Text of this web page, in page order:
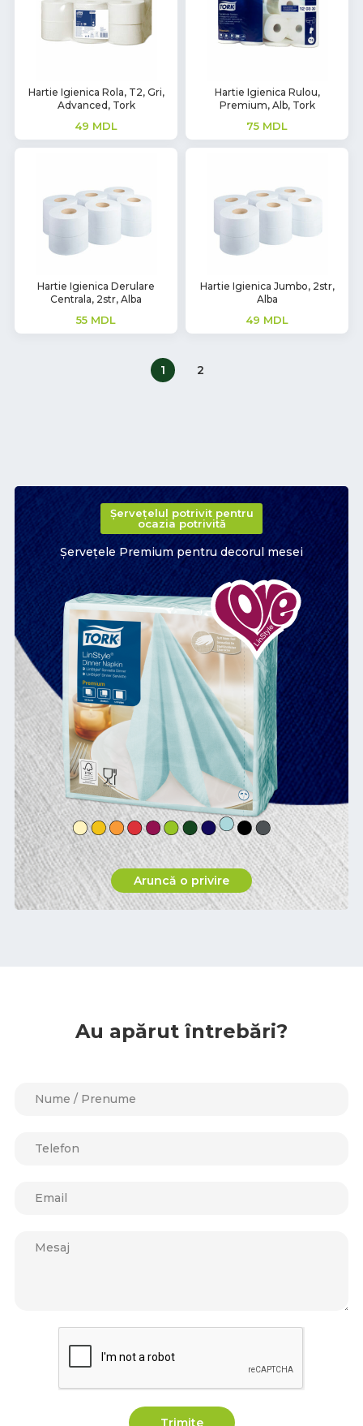
Șervețelul potrivit pentru
ocazia potrivită
Șervețele Premium pentru decorul mesei
Aruncă o privire
Hartie Igienica Rola, T2, Gri,
Advanced, Tork
49 MDL
Hartie Igienica Rulou,
Premium, Alb, Tork
75 MDL
Hartie Igienica Derulare
Centrala, 2str, Alba
55 MDL
Hartie Igienica Jumbo, 2str,
Alba
49 MDL
1 2
Au apărut întrebări?
Trimite